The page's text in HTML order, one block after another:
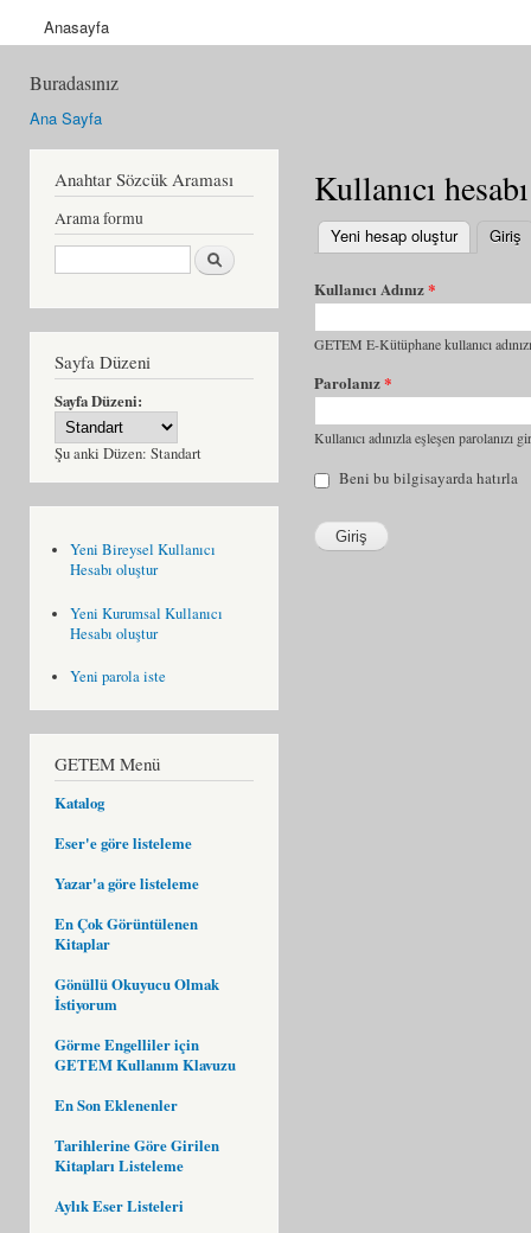
Anasayfa
Buradasınız
Ana Sayfa
Anahtar Sözcük Araması
Arama formu
Ara
Sayfa Düzeni
Sayfa Düzeni:
Şu anki Düzen: Standart
Yeni Bireysel Kullanıcı
Hesabı oluştur
Yeni Kurumsal Kullanıcı
Hesabı oluştur
Yeni parola iste
GETEM Menü
Katalog
Eser'e göre listeleme
Yazar'a göre listeleme
En Çok Görüntülenen
Kitaplar
Gönüllü Okuyucu Olmak
İstiyorum
Görme Engelliler için
GETEM Kullanım Klavuzu
En Son Eklenenler
Tarihlerine Göre Girilen
Kitapları Listeleme
Aylık Eser Listeleri
Kullanıcı hesabı
Yeni hesap oluştur Giriş
Kullanıcı Adınız*
GETEM E-Kütüphane kullanıcı
Parolanız*
Kullanıcı adınızla eşleşen parolanızı
Beni bu bilgisayarda hatırla